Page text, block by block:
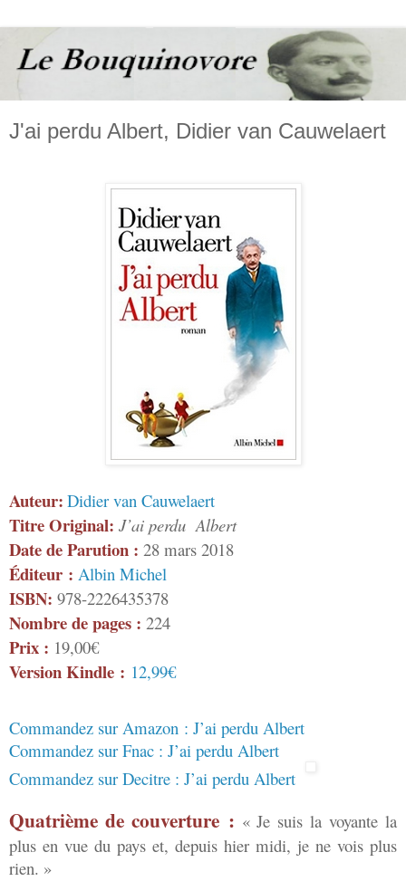
J'ai perdu Albert, Didier van Cauwelaert
Auteur: Didier van Cauwelaert
Titre Original: J’ai perdu Albert
Date de Parution : 28 mars 2018
Éditeur : Albin Michel
ISBN: 978-2226435378
Nombre de pages : 224
Prix : 19,00€
Version Kindle : 12,99€
Commandez sur Amazon : J’ai perdu Albert
Commandez sur Fnac : J’ai perdu Albert
Commandez sur Decitre : J’ai perdu Albert
Quatrième de couverture : « Je suis la voyante la
plus en vue du pays et, depuis hier midi, je ne vois plus
rien. »